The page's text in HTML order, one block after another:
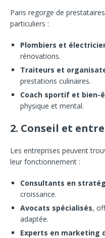
Paris regorge de
particuliers :
Plombiers et
rénovations.
Traiteurs et
prestations culinaires.
Coach sportif et bien-
physique et mental.
2. Conseil et
Les entreprises peuvent
leur fonctionnement :
Consultants en
croissance.
Avocats spécialisés,
adaptée.
Experts en marketing